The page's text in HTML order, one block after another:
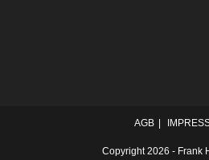
AGB
Copyright 2026 - Frank